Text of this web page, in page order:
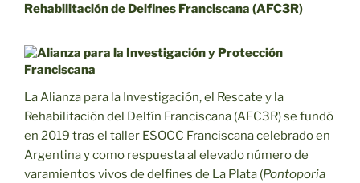
Rehabilitación de Delfines Franciscana (AFC3R)
La Alianza para la Investigación, el Rescate y la
Rehabilitación del Delfín Franciscana (AFC3R) se fundó
en 2019 tras el taller ESOCC Franciscana celebrado en
Argentina y como respuesta al elevado número de
varamientos vivos de delfines de La Plata (Pontoporia